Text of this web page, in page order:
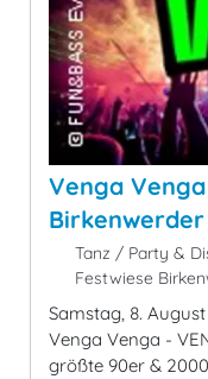
Venga
Birkenwerder
Tanz / Party &
Festwiese
Samstag, 8.
Venga Venga -
größte 90er &